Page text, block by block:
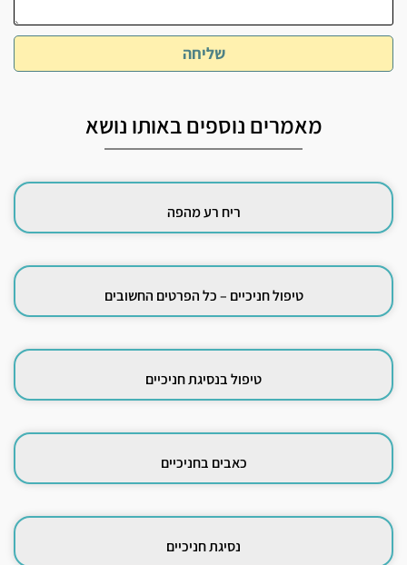
שליחה
מאמרים נוספים באותו נושא
ריח רע מהפה
טיפול חניכיים – כל הפרטים החשובים
טיפול בנסיגת חניכיים
כאבים בחניכיים
נסיגת חניכיים